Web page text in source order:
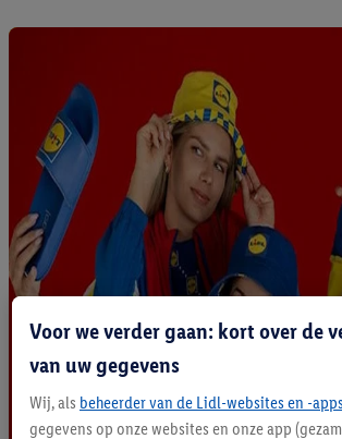
Voor we verder gaan: kort over de
van uw gegevens
Wij, als beheerder van de Lidl-websites en -apps
gegevens op onze websites en onze app